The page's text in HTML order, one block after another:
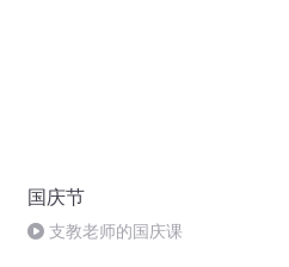
国庆节
支教老师的国庆课